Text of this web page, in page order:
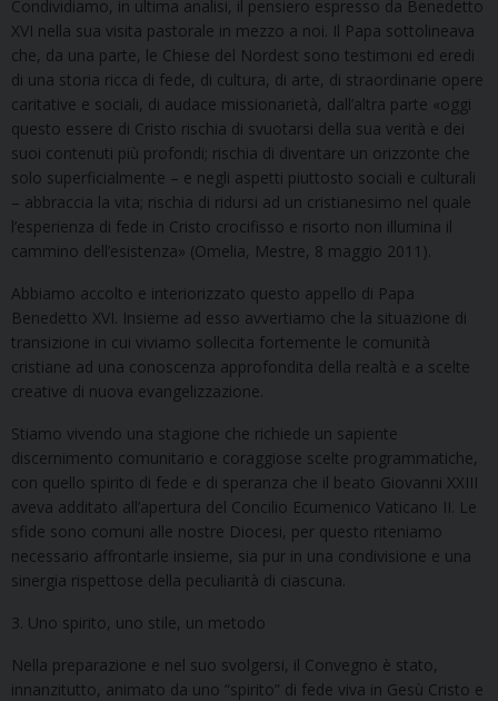
Condividiamo, in ultima analisi, il pensiero espresso da Benedetto
XVI nella sua visita pastorale in mezzo a noi. Il Papa sottolineava
che, da una parte, le Chiese del Nordest sono testimoni ed eredi
di una storia ricca di fede, di cultura, di arte, di straordinarie opere
caritative e sociali, di audace missionarietà, dall’altra parte «oggi
questo essere di Cristo rischia di svuotarsi della sua verità e dei
suoi contenuti più profondi; rischia di diventare un orizzonte che
solo superficialmente – e negli aspetti piuttosto sociali e culturali
– abbraccia la vita; rischia di ridursi ad un cristianesimo nel quale
l’esperienza di fede in Cristo crocifisso e risorto non illumina il
cammino dell’esistenza» (Omelia, Mestre, 8 maggio 2011).
Abbiamo accolto e interiorizzato questo appello di Papa
Benedetto XVI. Insieme ad esso avvertiamo che la situazione di
transizione in cui viviamo sollecita fortemente le comunità
cristiane ad una conoscenza approfondita della realtà e a scelte
creative di nuova evangelizzazione.
Stiamo vivendo una stagione che richiede un sapiente
discernimento comunitario e coraggiose scelte programmatiche,
con quello spirito di fede e di speranza che il beato Giovanni XXIII
aveva additato all’apertura del Concilio Ecumenico Vaticano II. Le
sfide sono comuni alle nostre Diocesi, per questo riteniamo
necessario affrontarle insieme, sia pur in una condivisione e una
sinergia rispettose della peculiarità di ciascuna.
3. Uno spirito, uno stile, un metodo
Nella preparazione e nel suo svolgersi, il Convegno è stato,
innanzitutto, animato da uno “spirito” di fede viva in Gesù Cristo e